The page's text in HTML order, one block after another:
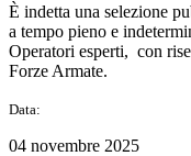
È indetta una selezione
a tempo pieno e
Operatori esperti, con
Forze Armate.
Data:
04 novembre 2025